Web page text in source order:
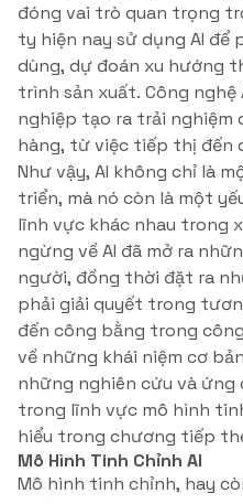
đóng vai trò quan trọng
ty hiện nay sử dụng AI
dùng, dự đoán xu hướng
trình sản xuất. Công nghệ
nghiệp tạo ra trải nghiệm
hàng, từ việc tiếp thị đến
Như vậy, AI không chỉ là
triển, mà nó còn là một
lĩnh vực khác nhau trong
ngừng về AI đã mở ra
người, đồng thời đặt ra
phải giải quyết trong
đến công bằng trong
về những khái niệm cơ
những nghiên cứu và ứng
trong lĩnh vực mô hình
hiểu trong chương tiếp
Mô Hình Tinh Chỉnh AI
Mô hình tinh chỉnh, hay